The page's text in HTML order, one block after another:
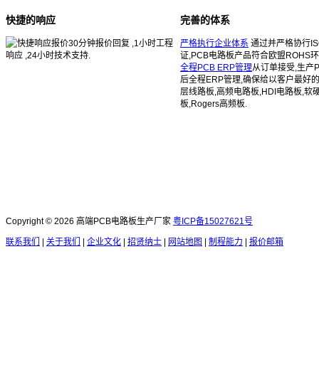
快捷的响应
30分钟报价回复 ,1小时工程
响应 ,24小时技术支持.
完善的体系
严格执行企业体系 通过并严格协行
证,PCB电路板产品符合欧盟ROHS
全程PCB ERP管理从订单接受,生产
后全程ERP管理,确保给以客户最好
层线路板,高频电路板,HDI电路板,软
板,Rogers高频板.
Copyright © 2026 高端PCB电路板生产厂家 粤ICP备15027621号
联系我们 关于我们 企业文化 招贤纳士 网站地图 制程能力 报价邮箱